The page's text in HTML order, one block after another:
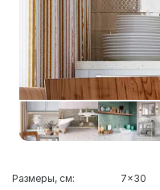
Размеры, см:
7x30